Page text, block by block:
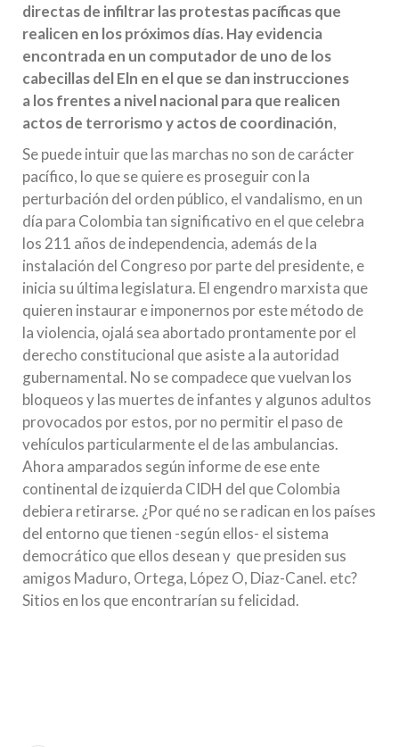
directas de infiltrar las protestas pacíficas que
realicen en los próximos días. Hay evidencia
encontrada en un computador de uno de los
cabecillas del Eln en el que se dan instrucciones
a los frentes a nivel nacional para que realicen
actos de terrorismo y actos de coordinación,
Se puede intuir que las marchas no son de carácter
pacífico, lo que se quiere es proseguir con la
perturbación del orden público, el vandalismo, en un
día para Colombia tan significativo en el que celebra
los 211 años de independencia, además de la
instalación del Congreso por parte del presidente, e
inicia su última legislatura. El engendro marxista que
quieren instaurar e imponernos por este método de
la violencia, ojalá sea abortado prontamente por el
derecho constitucional que asiste a la autoridad
gubernamental. No se compadece que vuelvan los
bloqueos y las muertes de infantes y algunos adultos
provocados por estos, por no permitir el paso de
vehículos particularmente el de las ambulancias.
Ahora amparados según informe de ese ente
continental de izquierda CIDH del que Colombia
debiera retirarse. ¿Por qué no se radican en los países
del entorno que tienen -según ellos- el sistema
democrático que ellos desean y que presiden sus
amigos Maduro, Ortega, López O, Diaz-Canel. etc?
Sitios en los que encontrarían su felicidad.